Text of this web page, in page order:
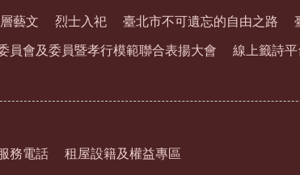
藝文 烈士入祀 臺北市不可遺忘的自由之路
員會及委員暨孝行模範聯合表揚大會 線上籤詩平
務電話 租屋設籍及權益專區